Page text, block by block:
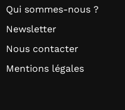
Qui sommes-nous ?
Newsletter
Nous contacter
Mentions légales